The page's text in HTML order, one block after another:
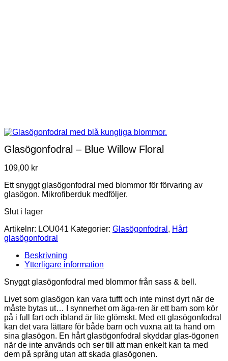
Glasögonfodral – Blue Willow Floral
109,00 kr
Ett snyggt glasögonfodral med blommor för förvaring av
glasögon. Mikrofiberduk medföljer.
Slut i lager
Artikelnr: LOU041 Kategorier: Glasögonfodral , Hårt
glasögonfodral
Beskrivning
Ytterligare information
Snyggt glasögonfodral med blommor från sass & bell.
Livet som glasögon kan vara tufft och inte minst dyrt när de
måste bytas ut… I synnerhet om äga-ren är ett barn som kör
på i full fart och ibland är lite glömskt. Med ett glasögonfodral
kan det vara lättare för både barn och vuxna att ta hand om
sina glasögon. En hårt glasögonfodral skyddar glas-ögonen
när de inte används och ser till att man enkelt kan ta med
dem på språng utan att skada glasögonen.